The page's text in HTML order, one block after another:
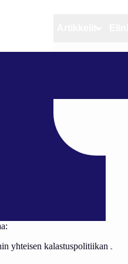
kalastuspolitiikan